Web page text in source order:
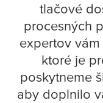
tlačové
procesných
expertov
ktoré je
poskytneme
aby doplnilo